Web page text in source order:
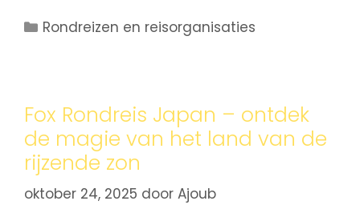
Rondreizen en reisorganisaties
Fox Rondreis Japan – ontdek
de magie van het land van de
rijzende zon
oktober 24, 2025 door Ajoub